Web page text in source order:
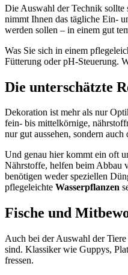
Die Auswahl der Technik sollte
nimmt Ihnen das tägliche Ein-
werden sollen – in einem gut
Was Sie sich in einem
Fütterung oder pH-Steuerung.
Die unterschätzte
Dekoration ist mehr als nur
fein- bis mittelkörnige,
nur gut aussehen, sondern
Und genau hier kommt ein oft
Nährstoffe, helfen beim Abbau
benötigen weder speziellen
pflegeleichte Wasserpflanzen
Fische und
Auch bei der Auswahl der
sind. Klassiker wie Guppys,
fressen.